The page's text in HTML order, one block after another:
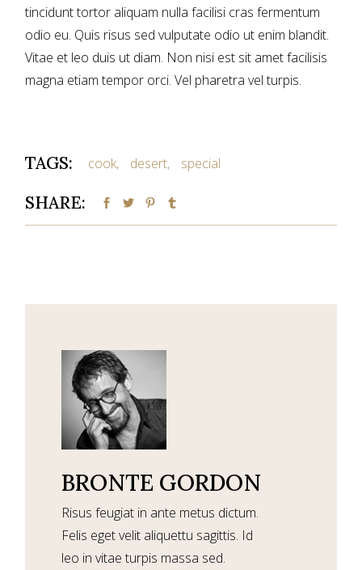
tincidunt tortor aliquam nulla facilisi cras fermentum
odio eu. Quis risus sed vulputate odio ut enim blandit.
Vitae et leo duis ut diam. Non nisi est sit amet facilisis
magna etiam tempor orci. Vel pharetra vel turpis.
TAGS: cook desert special
SHARE:
BRONTE GORDON
Risus feugiat in ante metus dictum.
Felis eget velit aliquettu sagittis. Id
leo in vitae turpis massa sed.